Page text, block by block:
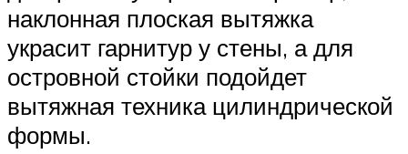
наклонная плоская вытяжка
украсит гарнитур у стены, а для
островной стойки подойдет
вытяжная техника цилиндрической
формы.